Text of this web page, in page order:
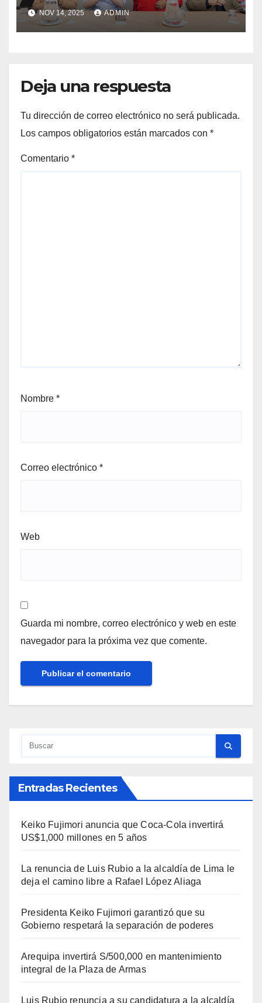
Ciudadanos por el Perú en
apoyo a la fórmula
presidencial Morgan Quero –
NOV 14, 2025 ADMIN
Deja una respuesta
Tu dirección de correo electrónico no será publicada.
Los campos obligatorios están marcados con *
Comentario *
Nombre *
Correo electrónico *
Web
Guarda mi nombre, correo electrónico y web en este
navegador para la próxima vez que comente.
Entradas Recientes
Keiko Fujimori anuncia que Coca-Cola invertirá
US$1,000 millones en 5 años
La renuncia de Luis Rubio a la alcaldía de Lima le
deja el camino libre a Rafael López Aliaga
Presidenta Keiko Fujimori garantizó que su
Gobierno respetará la separación de poderes
Arequipa invertirá S/500,000 en mantenimiento
integral de la Plaza de Armas
Luis Rubio renuncia a su candidatura a la alcaldía